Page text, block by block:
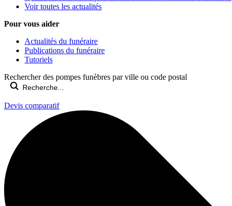
Voir toutes les actualités
Pour vous aider
Actualités du funéraire
Publications du funéraire
Tutoriels
Rechercher des pompes funèbres par ville ou code postal
Devis comparatif